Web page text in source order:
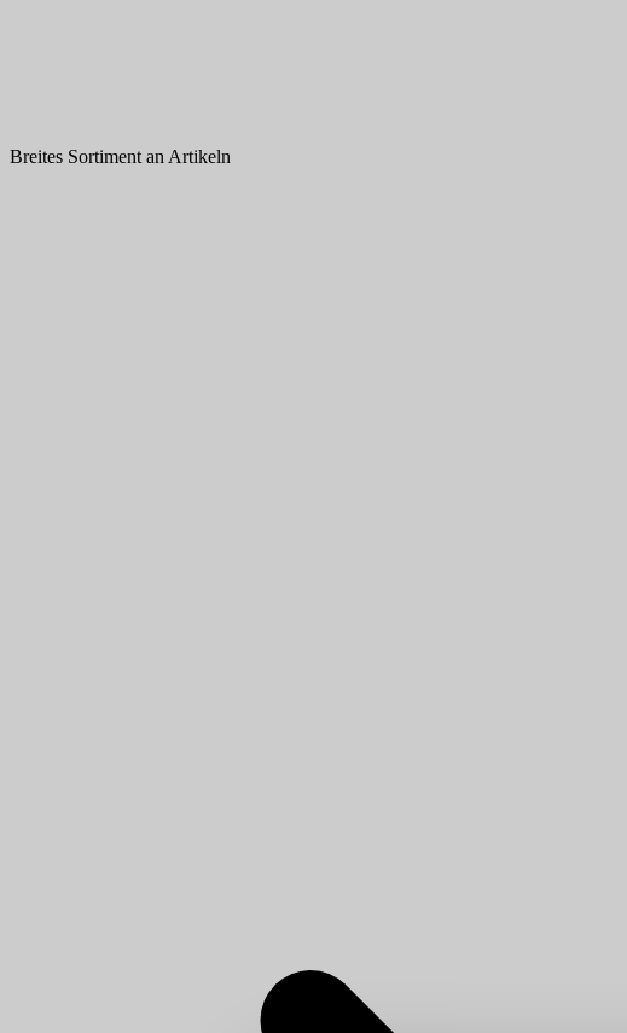
Breites Sortiment an Artikeln